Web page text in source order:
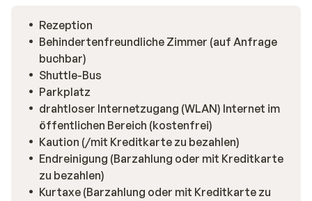
Rezeption
Behindertenfreundliche Zimmer (auf Anfrage
buchbar)
Shuttle-Bus
Parkplatz
drahtloser Internetzugang (WLAN) Internet im
öffentlichen Bereich (kostenfrei)
Kaution (/mit Kreditkarte zu bezahlen)
Endreinigung (Barzahlung oder mit Kreditkarte
zu bezahlen)
Kurtaxe (Barzahlung oder mit Kreditkarte zu